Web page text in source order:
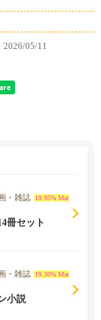
2026/05/11
・雑誌
19.95% Mat
セット
・雑誌
19.36% Mat
小説